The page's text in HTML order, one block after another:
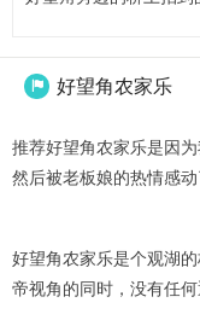
 好望角农家乐
推荐好望角农家乐是因
然后被老板娘的热情感动
好望角农家乐是个观湖
帝视角的同时，没有任何